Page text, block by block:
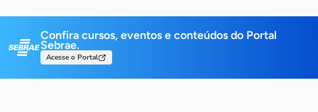
Confira cursos, eventos e conteúdos do Portal
Sebrae.
Acesse o Portal